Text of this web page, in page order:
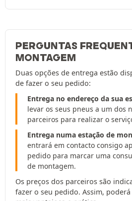
PERGUNTAS
MONTAGEM
Duas opções de entrega estão
de fazer o seu pedido:
Entrega no endereço da sua
levar os seus pneus a um dos
parceiros para realizar o
Entrega numa estação de
entrará em contacto consigo
pedido para marcar uma
de montagem.
Os preços dos parceiros são
fazer o seu pedido. Assim,